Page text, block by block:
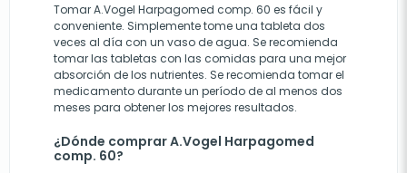
Tomar A.Vogel Harpagomed comp. 60 es fácil y
conveniente. Simplemente tome una tableta dos
veces al día con un vaso de agua. Se recomienda
tomar las tabletas con las comidas para una mejor
absorción de los nutrientes. Se recomienda tomar el
medicamento durante un período de al menos dos
meses para obtener los mejores resultados.
¿Dónde comprar A.Vogel Harpagomed
comp. 60?